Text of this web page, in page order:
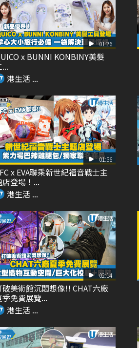
01:26
x BUNNI KONBINY美髮
...
港生活 ...
01:56
x EVA聯乘新世紀福音戰士主
店登場！...
港生活 ...
02:14
破美術館沉悶想像!! CHAT六廠
季免費展覽...
港生活 ...